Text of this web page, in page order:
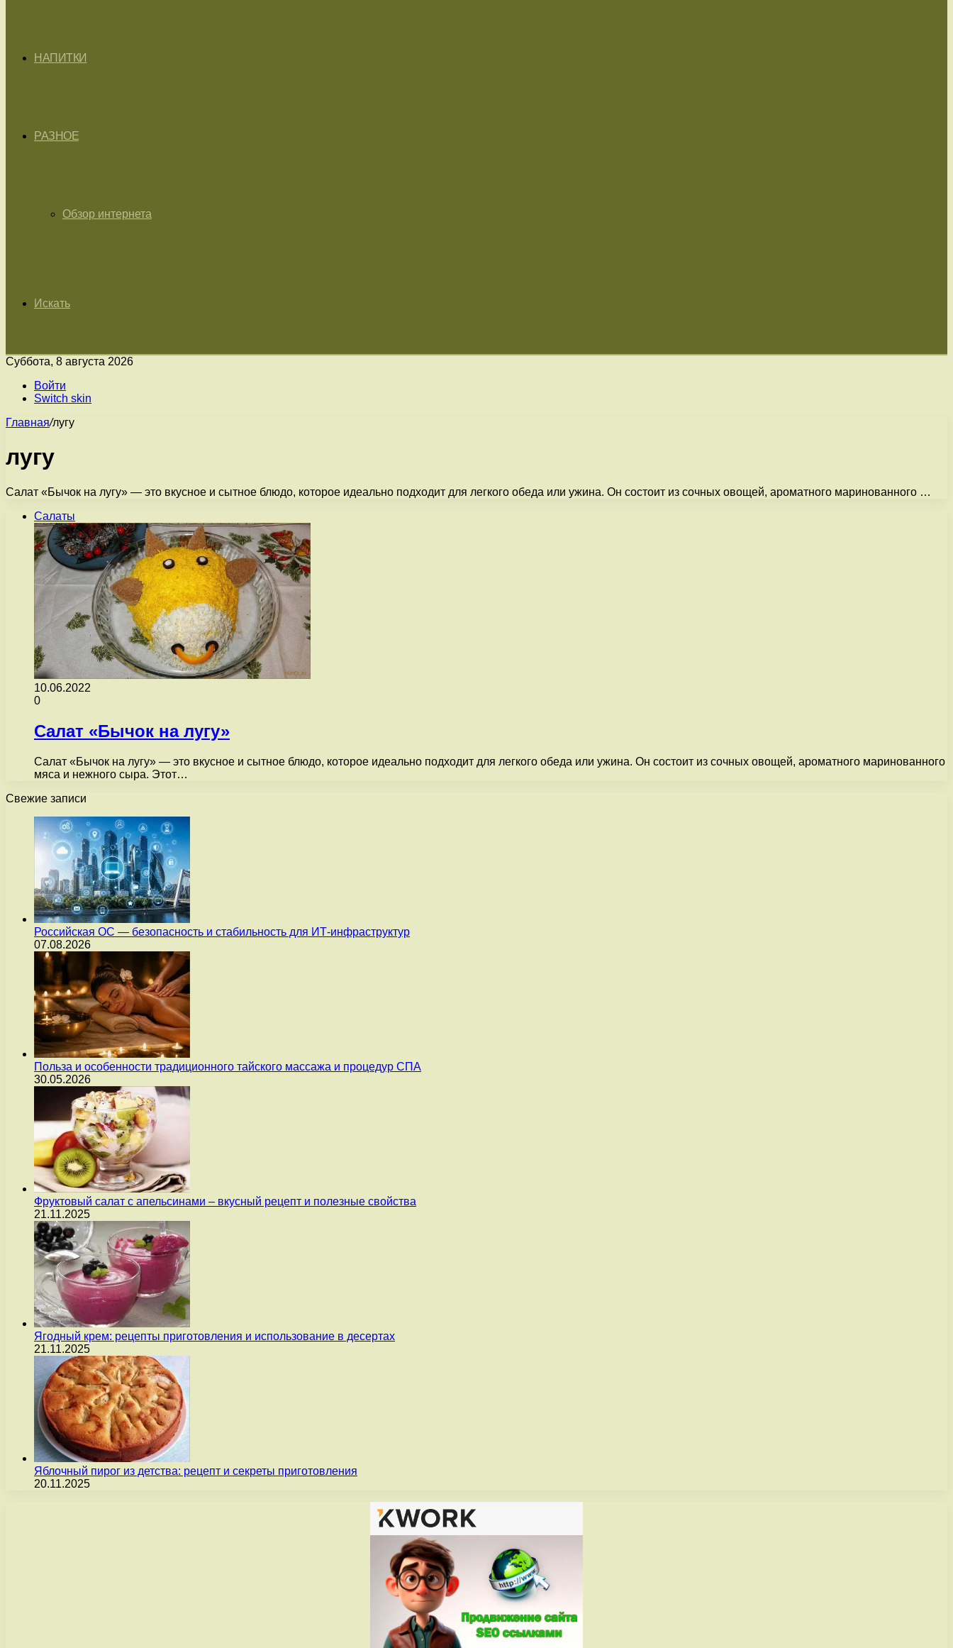
НАПИТКИ
РАЗНОЕ
Обзор интернета
Искать
Суббота, 8 августа 2026
Войти
Switch skin
Главная/лугу
лугу
Салат «Бычок на лугу» — это вкусное и сытное блюдо, которое идеально подходит для легкого обеда или ужина. Он состоит из сочных овощей, ароматного маринованного …
Салаты
10.06.2022
0
Салат «Бычок на лугу»
Салат «Бычок на лугу» — это вкусное и сытное блюдо, которое идеально подходит для легкого обеда или ужина. Он состоит из сочных овощей, ароматного маринованного
мяса и нежного сыра. Этот…
Свежие записи
Российская ОС — безопасность и стабильность для ИТ-инфраструктур
07.08.2026
Польза и особенности традиционного тайского массажа и процедур СПА
30.05.2026
Фруктовый салат с апельсинами – вкусный рецепт и полезные свойства
21.11.2025
Ягодный крем: рецепты приготовления и использование в десертах
21.11.2025
Яблочный пирог из детства: рецепт и секреты приготовления
20.11.2025